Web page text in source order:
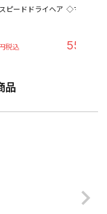
ピードドライヘア ◇マペペ ポ
550
品